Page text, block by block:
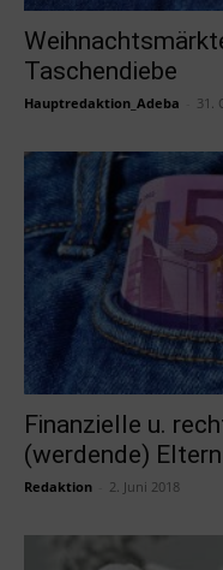
Taschendiebe
Hauptredaktion_Adeba 31.
Finanzielle u.
(werdende) Eltern
Redaktion 2. Juni 2018